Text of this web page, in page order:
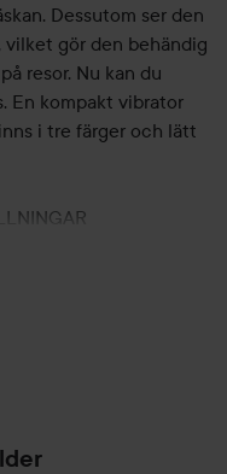
Dessutom ser den
gör den behändig
resor. Nu kan du
En kompakt vibrator
i tre färger och lätt
vibrationslägen med
surr till en
dig ta med dig din
rikta in sig på klitoris